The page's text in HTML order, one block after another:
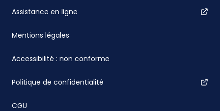
Assistance en ligne
Mentions légales
Accessibilité : non conforme
Politique de confidentialité
CGU